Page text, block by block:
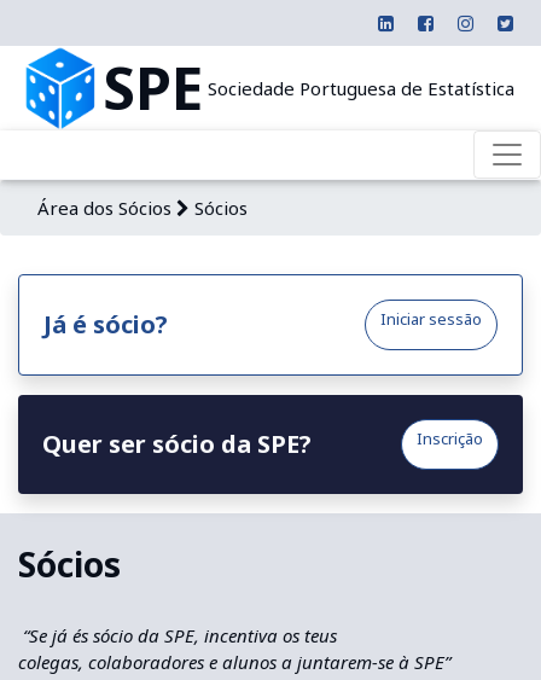
SPE Sociedade Portuguesa de Estatística
Área dos Sócios Sócios
Já é sócio? Iniciar sessão
Quer ser sócio da SPE? Inscrição
Sócios
“Se já és sócio da SPE, incentiva os teus
colegas, colaboradores e alunos a juntarem-se à SPE”